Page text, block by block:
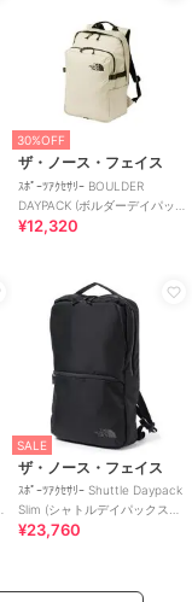
30%OFF
ザ・ノース・フェイス
ｽﾎﾟｰﾂｱｸｾｻﾘｰ BOULDER
DAYPACK (ボルダーデイパッ
ク)
¥12,320
SALE
ザ・ノース・フェイス
ｽﾎﾟｰﾂｱｸｾｻﾘｰ Shuttle Daypack
Slim (シャトルデイパックスリ
ム)
¥23,760